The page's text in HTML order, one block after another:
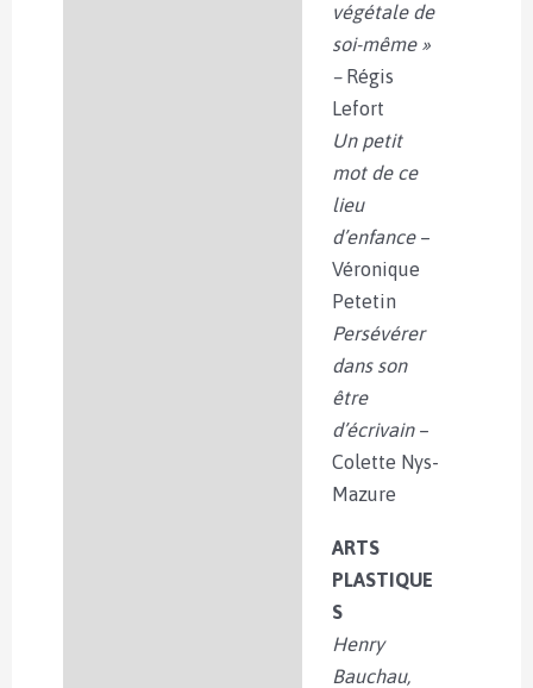
végétale de
soi-même »
– Régis
Lefort
Un petit
mot de ce
lieu
d’enfance–
Véronique
Petetin
Persévérer
dans son
être
d’écrivain–
Colette Nys-
Mazure
ARTS
PLASTIQUE
S
Henry
Bauchau,